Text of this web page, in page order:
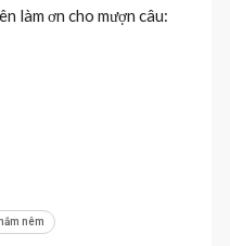
làm ơn cho mượn câu:
nêm